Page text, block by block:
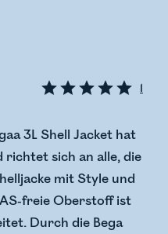
1
3L Shell Jacket hat
richtet sich an alle, die
mit Style und
freie Oberstoff ist
Durch die Bega